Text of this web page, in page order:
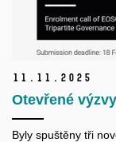
11. 11. 2025
Otevřené
Byly spuštěny tři